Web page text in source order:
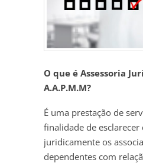
O que é Assessoria
A.A.P.M.M?
É uma prestação de
finalidade de
juridicamente os
dependentes com